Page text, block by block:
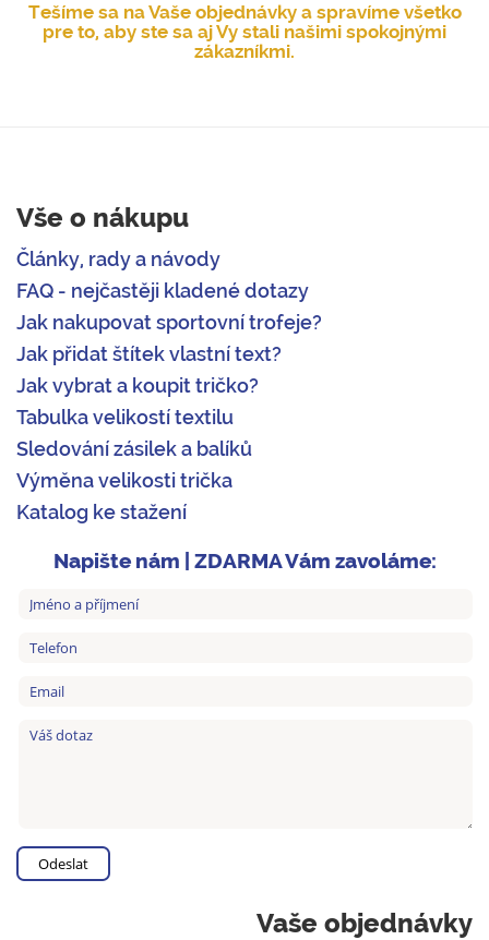
Tešíme sa na Vaše objednávky a spravíme všetko
pre to, aby ste sa aj Vy stali našimi spokojnými
zákazníkmi.
Vše o nákupu
Články, rady a návody
FAQ - nejčastěji kladené dotazy
Jak nakupovat sportovní trofeje?
Jak přidat štítek vlastní text?
Jak vybrat a koupit tričko?
Tabulka velikostí textilu
Sledování zásilek a balíků
Výměna velikosti trička
Katalog ke stažení
Napište nám | ZDARMA Vám zavoláme:
Vaše objednávky